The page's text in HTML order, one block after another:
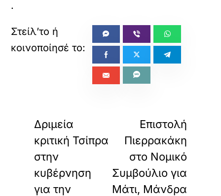
.
Δριμεία
κριτική Τσίπρα
στην
κυβέρνηση
για την
Επιστολή
Πιερρακάκη
στο Νομικό
Συμβούλιο για
Μάτι, Μάνδρα